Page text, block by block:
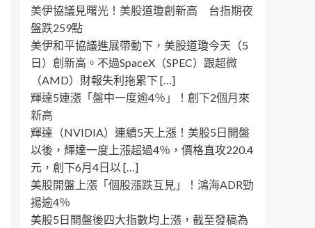
美伊協議見曙光！美股道瓊創新高 台指期夜
盤跌259點
美伊和平協議進展帶動下，美股道瓊今天（5
日）創新高。不過SpaceX（SPEC）跟超微
（AMD）財報失利拖累下 […]
輝達5連漲「盤中一度逾4％」！創下2個月來
新高
輝達（NVIDIA）連續5天上漲！美股5日開盤
以後，輝達一度上漲超過4％，價格直攻220.4
元，創下6月4日以 […]
美股開盤上漲「個股漲跌互見」！鴻海ADR勁
揚逾4％
美股5日開盤後四大指數均上漲，截至發稿為